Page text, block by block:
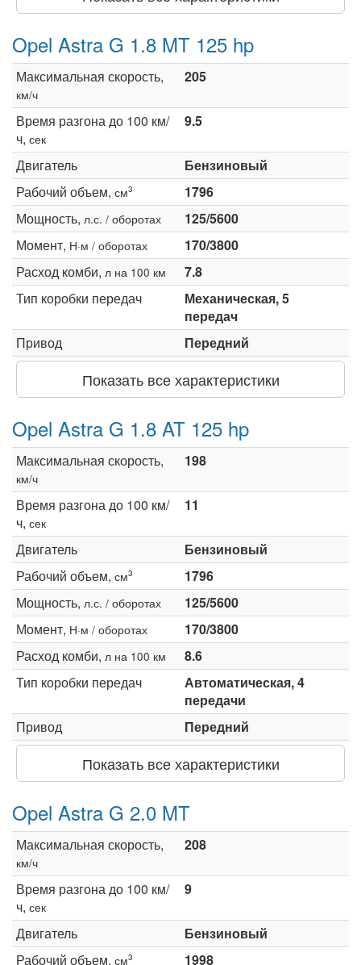
Opel Astra G 1.8 MT 125 hp
Максимальная скорость,
км/ч
205
Время разгона до 100 км/
ч, сек
9.5
Двигатель
Бензиновый
Рабочий объем, см3
1796
Мощность, л.с. / оборотах
125/5600
Момент, Н·м / оборотах
170/3800
Расход комби, л на 100 км
7.8
Тип коробки передач
Механическая, 5
передач
Привод
Передний
Показать все характеристики
Opel Astra G 1.8 AT 125 hp
Максимальная скорость,
км/ч
198
Время разгона до 100 км/
ч, сек
11
Двигатель
Бензиновый
Рабочий объем, см3
1796
Мощность, л.с. / оборотах
125/5600
Момент, Н·м / оборотах
170/3800
Расход комби, л на 100 км
8.6
Тип коробки передач
Автоматическая, 4
передачи
Привод
Передний
Показать все характеристики
Opel Astra G 2.0 MT
Максимальная скорость,
км/ч
208
Время разгона до 100 км/
ч, сек
9
Двигатель
Бензиновый
Рабочий объем, см3
1998